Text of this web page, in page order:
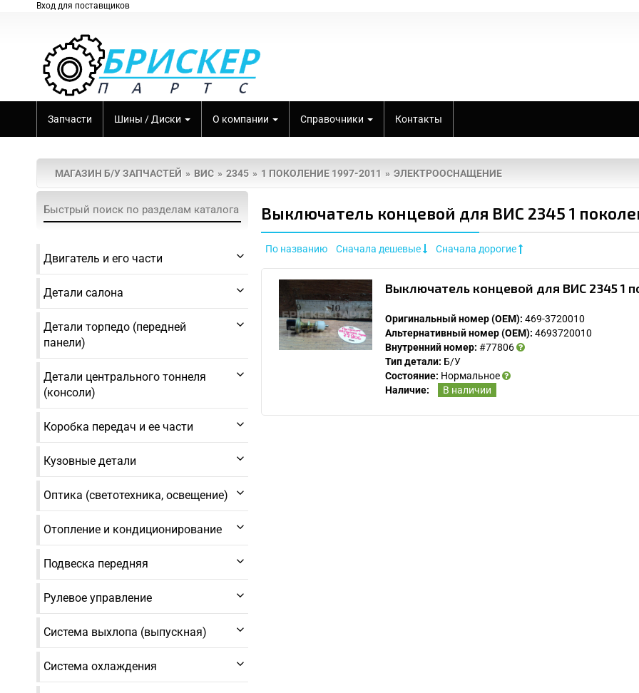
Вход для поставщиков
Запчасти Шины / Диски О компании Справочники Контакты
МАГАЗИН Б/У ЗАПЧАСТЕЙ ВИС 2345 1 ПОКОЛЕНИЕ 1997-2011 ЭЛЕКТРООСНАЩЕНИЕ
Двигатель и его части
Детали салона
Детали торпедо (передней
панели)
Детали центрального тоннеля
(консоли)
Коробка передач и ее части
Кузовные детали
Оптика (светотехника, освещение)
Отопление и кондиционирование
Подвеска передняя
Рулевое управление
Система выхлопа (выпускная)
Система охлаждения
Выключатель концевой для ВИС 2345 1
По названию Сначала дешевые Сначала дорогие
Выключатель концевой для ВИС 2345 1
Оригинальный номер (OEM): 469-3720010
Альтернативный номер (OEM): 4693720010
Внутренний номер: #77806
Тип детали: Б/У
Состояние: Нормальное
Наличие:
В наличии